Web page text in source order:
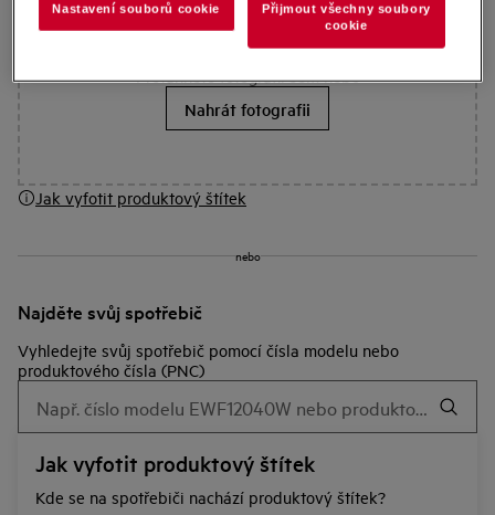
Přetáhněte fotografii sem nebo
Nahrát fotografii
Jak vyfotit produktový štítek
nebo
Najděte svůj spotřebič
Vyhledejte svůj spotřebič pomocí čísla modelu nebo
produktového čísla (PNC)
Jak vyfotit produktový štítek
Kde se na spotřebiči nachází produktový štítek?
Nastavení souborů cookie
Přijmout všechny soubory
cookie